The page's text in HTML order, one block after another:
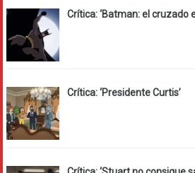
Crítica: ‘Batman: el cruzado
Crítica: ‘Presidente Curtis’